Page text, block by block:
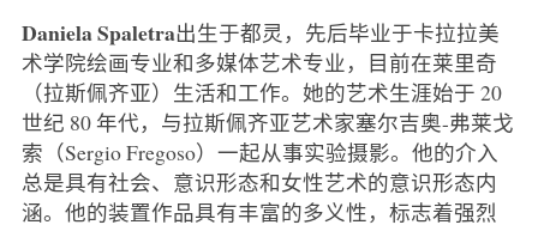
Daniela Spaletra出生于都灵，先后毕业于卡拉拉美
术学院绘画专业和多媒体艺术专业，目前在莱里奇
（拉斯佩齐亚）生活和工作。她的艺术生涯始于 20
世纪 80 年代，与拉斯佩齐亚艺术家塞尔吉奥-弗莱戈
索（Sergio Fregoso）一起从事实验摄影。他的介入
总是具有社会、意识形态和女性艺术的意识形态内
涵。他的装置作品具有丰富的多义性，标志着强烈